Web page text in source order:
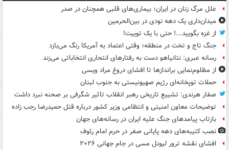
علل مرگ زنان در ایران؛ بیماری‌های قلبی همچنان در صدر
میدان‌داری یک دهه نودی در بین‌الحرمین
از غزه بگویید...! حتی با یک توییت!
جنگ تاج و تخت در منطقه؛ وقتی اعتماد به آمریکا رنگ می‌بازد
رسانه عبری: نتانیاهو دست به رفتارهای انتحاری انتخاباتی می‌زند
از مظلوم‌نمایی براندازها تا افشای دروغ مراد ویسی
حملات توپخانه‌ای رژیم صهیونیستی به جنوب لبنان
صفار هرندی: تشییع تاریخی رهبر انقلاب تاثیر شگرفی بر صحنه نبرد داشت
توضیحات معاون امنیتی و انتظامی وزیر کشور درباره قتل حمیدرضا رجب زاده
بازتاب پیامدهای جنگ علیه ایران در رسانه‌های جهان
نصب کتیبه‌های دهه پایانی صفر در حرم امام رئوف
افشای نقشه ترور لیونل مسی در جام جهانی ۲۰۲۶